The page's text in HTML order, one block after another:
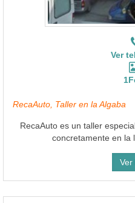
Ver
RecaAuto, Taller en la Algaba
RecaAuto es un taller
concretamente en la
Ver